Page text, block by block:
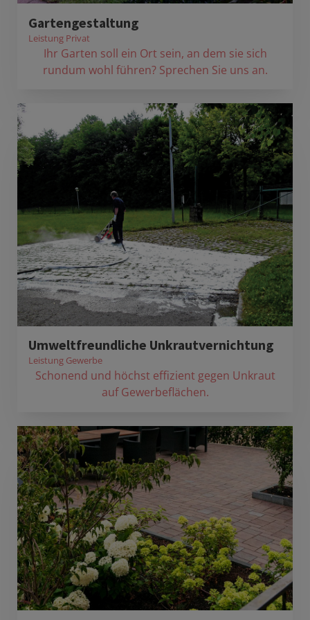
Gartengestaltung
Leistung Privat
Ihr Garten soll ein Ort sein, an dem sie sich
rundum wohl führen? Sprechen Sie uns an.
Umweltfreundliche Unkrautvernichtung
Leistung Gewerbe
Schonend und höchst effizient gegen Unkraut
auf Gewerbeflächen.